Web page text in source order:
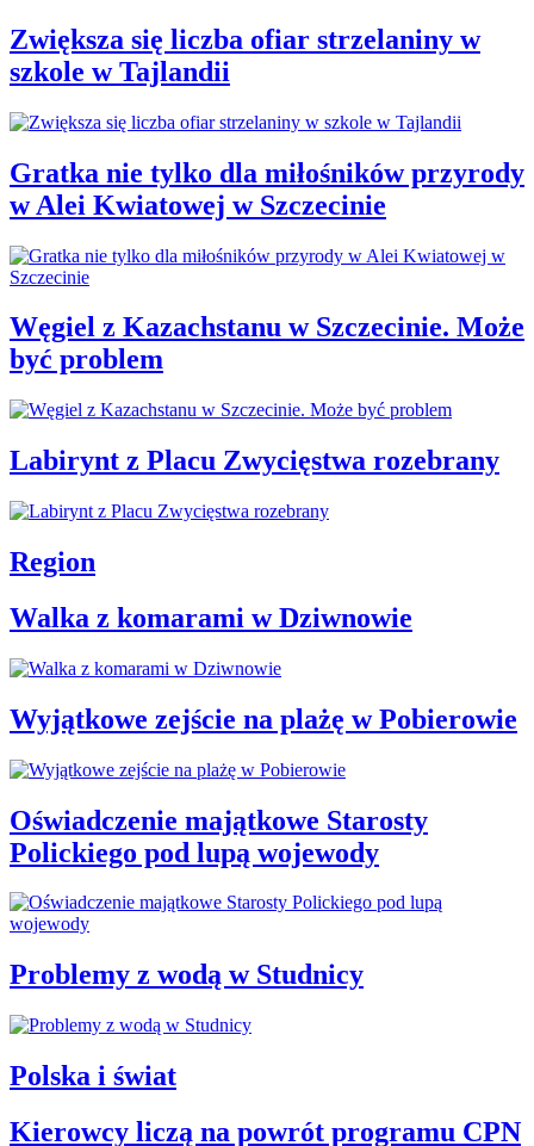
Zwiększa się liczba ofiar strzelaniny w
szkole w Tajlandii
Gratka nie tylko dla miłośników przyrody
w Alei Kwiatowej w Szczecinie
Węgiel z Kazachstanu w Szczecinie. Może
być problem
Labirynt z Placu Zwycięstwa rozebrany
Region
Walka z komarami w Dziwnowie
Wyjątkowe zejście na plażę w Pobierowie
Oświadczenie majątkowe Starosty
Polickiego pod lupą wojewody
Problemy z wodą w Studnicy
Polska i świat
Kierowcy liczą na powrót programu CPN